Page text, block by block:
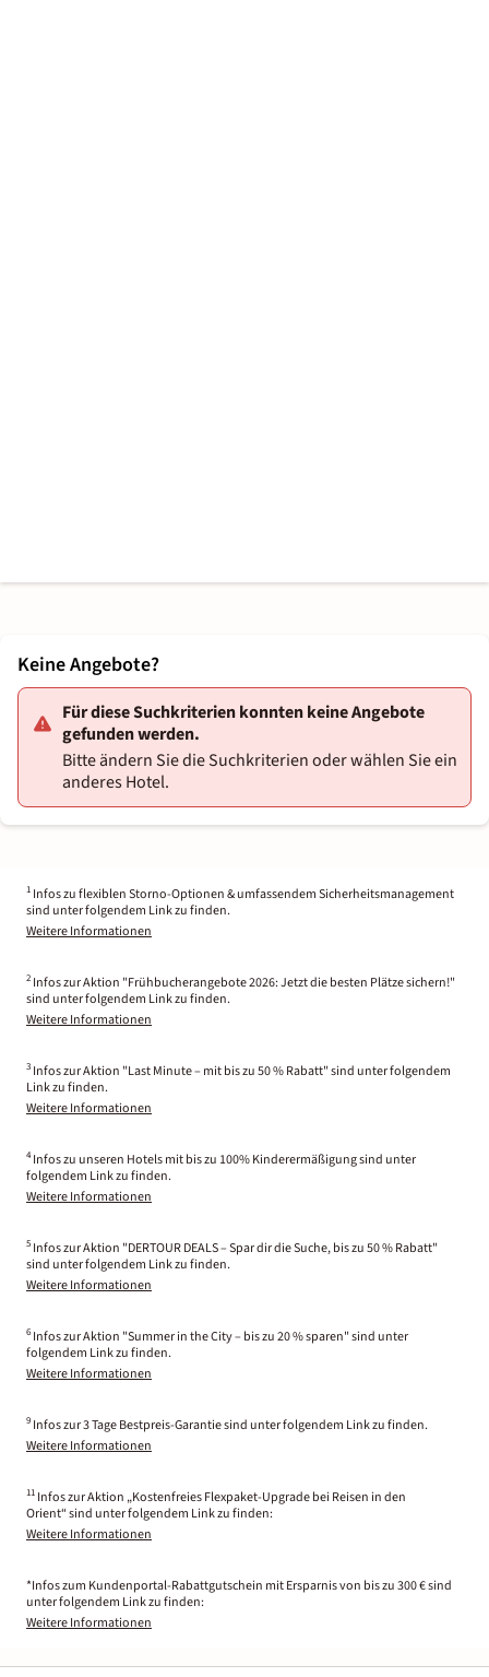
Keine Angebote?
Für diese Suchkriterien konnten keine Angebote
gefunden werden.
Bitte ändern Sie die Suchkriterien oder wählen Sie ein
anderes Hotel.
1 Infos zu flexiblen Storno-Optionen & umfassendem Sicherheitsmanagement
sind unter folgendem Link zu finden.
Weitere Informationen
2 Infos zur Aktion "Frühbucherangebote 2026: Jetzt die besten Plätze sichern!"
sind unter folgendem Link zu finden.
Weitere Informationen
3 Infos zur Aktion "Last Minute – mit bis zu 50 % Rabatt" sind unter folgendem
Link zu finden.
Weitere Informationen
4 Infos zu unseren Hotels mit bis zu 100% Kinderermäßigung sind unter
folgendem Link zu finden.
Weitere Informationen
5 Infos zur Aktion "DERTOUR DEALS – Spar dir die Suche, bis zu 50 % Rabatt"
sind unter folgendem Link zu finden.
Weitere Informationen
6 Infos zur Aktion "Summer in the City – bis zu 20 % sparen" sind unter
folgendem Link zu finden.
Weitere Informationen
9 Infos zur 3 Tage Bestpreis-Garantie sind unter folgendem Link zu finden.
Weitere Informationen
11 Infos zur Aktion „Kostenfreies Flexpaket-Upgrade bei Reisen in den
Orient“ sind unter folgendem Link zu finden:
Weitere Informationen
*Infos zum Kundenportal-Rabattgutschein mit Ersparnis von bis zu 300 € sind
unter folgendem Link zu finden:
Weitere Informationen